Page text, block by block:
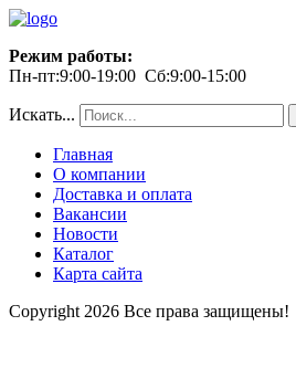
Режим работы:
Пн-пт:9:00-19:00 Сб:9:00-15:00
Искать...
Главная
О компании
Доставка и оплата
Вакансии
Новости
Каталог
Карта сайта
Copyright 2026 Все права защищены!